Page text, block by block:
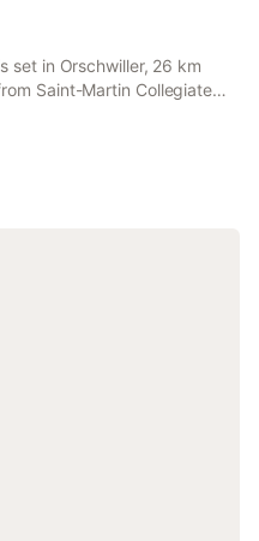
set in Orschwiller, 26 km
Saint-Martin Collegiate
Train Station. The air-